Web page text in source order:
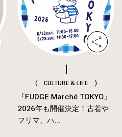
( CULTURE & LIFE )
『FUDGE Marché TOKYO』
2026年も開催決定！古着や
フリマ、ハ...